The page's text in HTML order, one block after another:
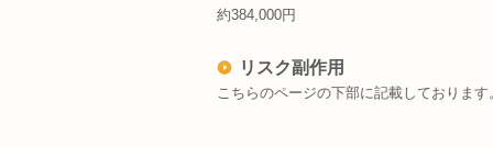
約384,000円
リスク副作用
こちらのページの下部に記載しております